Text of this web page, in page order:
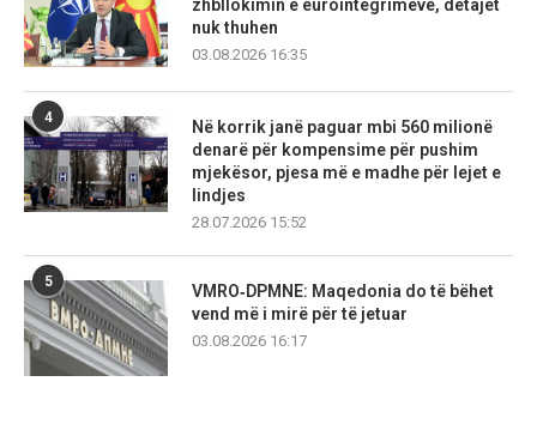
zhbllokimin e eurointegrimeve, detajet
nuk thuhen
03.08.2026 16:35
4
Në korrik janë paguar mbi 560 milionë
denarë për kompensime për pushim
mjekësor, pjesa më e madhe për lejet e
lindjes
28.07.2026 15:52
5
VMRO‑DPMNE: Maqedonia do të bëhet
vend më i mirë për të jetuar
03.08.2026 16:17